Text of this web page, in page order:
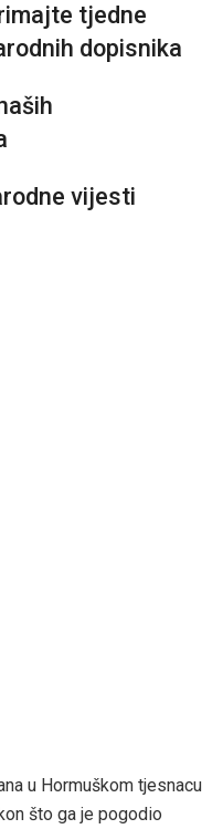
tjedne
dopisnika
vijesti
u Hormuškom tjesnacu
što ga je pogodio